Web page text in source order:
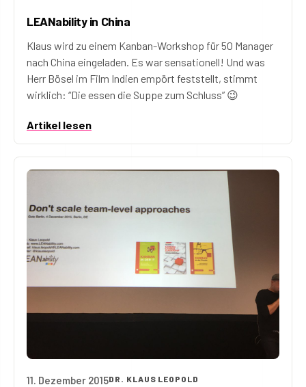
LEANability in China
Klaus wird zu einem Kanban-Workshop für 50 Manager
nach China eingeladen. Es war sensationell! Und was
Herr Bösel im Film Indien empört feststellt, stimmt
wirklich: “Die essen die Suppe zum Schluss” 😉
Artikel lesen
11. Dezember 2015DR. KLAUS LEOPOLD